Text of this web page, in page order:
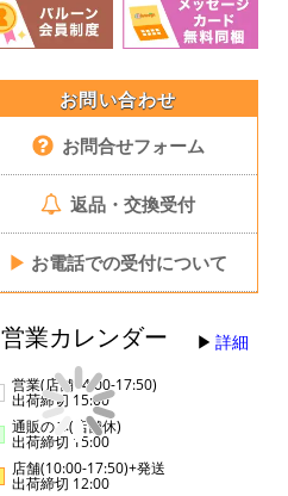
お問い合わせ
お問合せフォーム
返品・交換受付
▶ お電話での受付について
営業カレンダー 詳細
営業(店舗14:00-17:50)
出荷締切 15:00
通販のみ(店舗休)
出荷締切 15:00
店舗(10:00-17:50)+発送
出荷締切 12:00